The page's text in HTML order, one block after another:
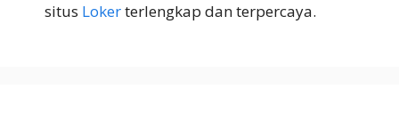
situs Lokerterlengkap dan terpercaya.